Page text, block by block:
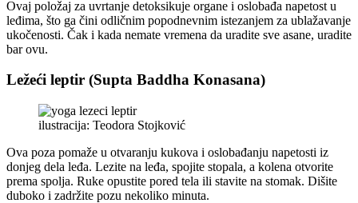
Ovaj položaj za uvrtanje detoksikuje organe i oslobađa napetost u
leđima, što ga čini odličnim popodnevnim istezanjem za ublažavanje
ukočenosti. Čak i kada nemate vremena da uradite sve asane, uradite
bar ovu.
Ležeći leptir (Supta Baddha Konasana)
ilustracija: Teodora Stojković
Ova poza pomaže u otvaranju kukova i oslobađanju napetosti iz
donjeg dela leđa. Lezite na leđa, spojite stopala, a kolena otvorite
prema spolja. Ruke opustite pored tela ili stavite na stomak. Dišite
duboko i zadržite pozu nekoliko minuta.